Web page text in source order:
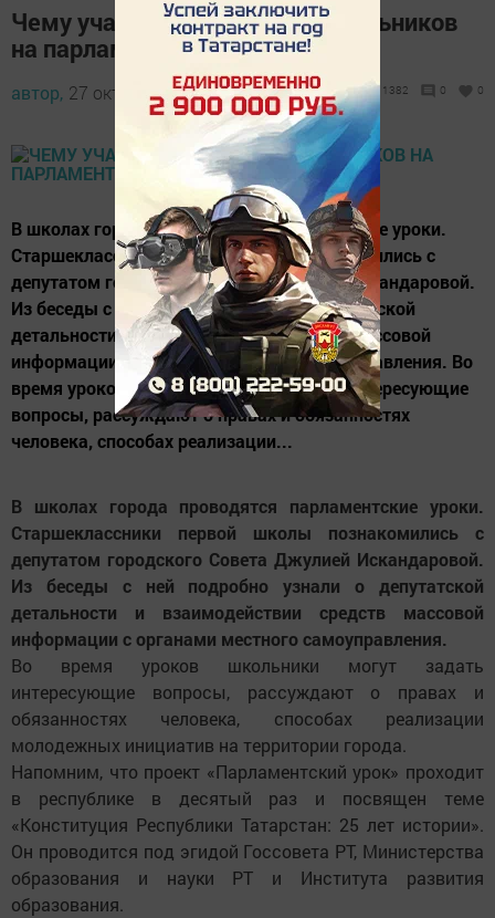
Чему учат менделеевских школьников
на парламентских уроках?
автор, 27 октября 2017 - 13:13 1382 0 0
В школах города проводятся парламентские уроки.
Старшеклассники первой школы познакомились с
депутатом городского Совета Джулией Искандаровой.
Из беседы с ней подробно узнали о депутатской
детальности и взаимодействии средств массовой
информации с органами местного самоуправления. Во
время уроков школьники могут задать интересующие
вопросы, рассуждают о правах и обязанностях
человека, способах реализации...
В школах города проводятся парламентские уроки.
Старшеклассники первой школы познакомились с
депутатом городского Совета Джулией Искандаровой.
Из беседы с ней подробно узнали о депутатской
детальности и взаимодействии средств массовой
информации с органами местного самоуправления.
Во время уроков школьники могут задать
интересующие вопросы, рассуждают о правах и
обязанностях человека, способах реализации
молодежных инициатив на территории города.
Напомним, что проект «Парламентский урок» проходит
в республике в десятый раз и посвящен теме
«Конституция Республики Татарстан: 25 лет истории».
Он проводится под эгидой Госсовета РТ, Министерства
образования и науки РТ и Института развития
образования.